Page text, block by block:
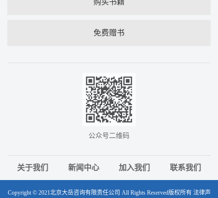
购买书籍
免费赠书
公众号二维码
关于我们 新闻中心 加入我们 联系我们
Copyright © 2021北京大岳咨询有限责任公司 All Rights Reserved版权所有 法律声